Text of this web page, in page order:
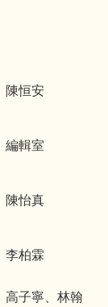
陳恒安
編輯室
陳怡真
李柏霖
高子寧、林翰